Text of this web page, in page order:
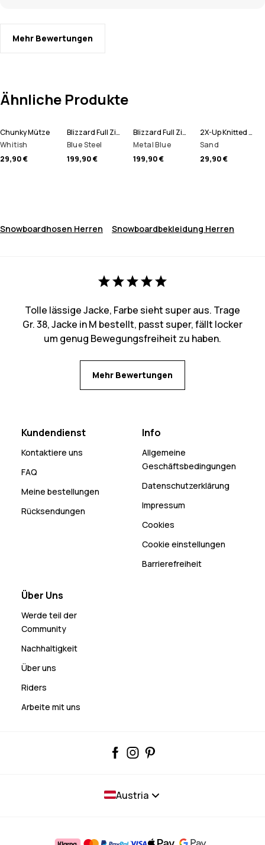
Mehr Bewertungen
Ähnliche Produkte
Chunky Mütze
Whitish
29,90 €
Blizzard Full Zip Snowboardjacke Herren
Blue Steel
199,90 €
Blizzard Full Zip Skijacke Herren
Metal Blue
199,90 €
2X-Up Knitted Schlauchtuch
Sand
29,90 €
Snowboardhosen Herren Snowboardbekleidung Herren
Tolle lässige Jacke, Farbe sieht super aus. Trage
Gr. 38, Jacke in M bestellt, passt super, fällt locker
um genug Bewegungsfreiheit zu haben.
Mehr Bewertungen
Kundendienst
Kontaktiere uns
FAQ
Meine bestellungen
Rücksendungen
Info
Allgemeine
Geschäftsbedingungen
Datenschutzerklärung
Impressum
Cookies
Cookie einstellungen
Barrierefreiheit
Über Uns
Werde teil der
Community
Nachhaltigkeit
Über uns
Riders
Arbeite mit uns
Austria